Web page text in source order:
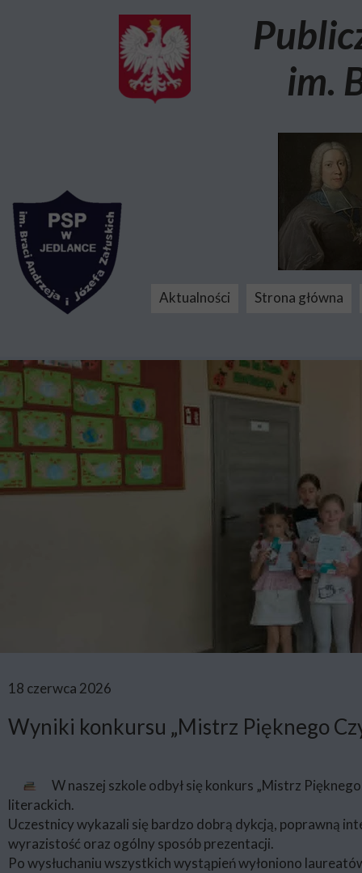
18 czerwca 2026
Wyniki konkursu „Mistrz Pięknego
W naszej szkole odbył się konkurs „Mistrz
literackich.
Uczestnicy wykazali się bardzo dobrą dykcją, poprawną
wyrazistość oraz ogólny sposób prezentacji.
Po wysłuchaniu wszystkich wystąpień wyłoniono
Aktualności Strona główna
im.